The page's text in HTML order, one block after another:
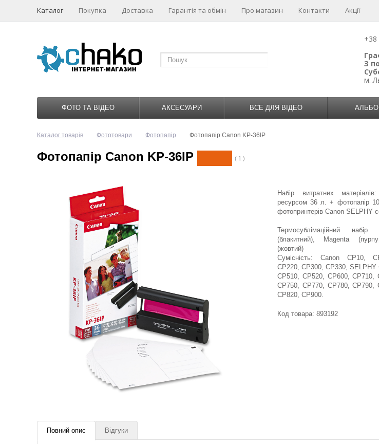
Каталог Покупка Доставка Гарантія та обмін Про магазин Контакти Акції
+38
З
м.
ФОТО ТА ВІДЕО АКСЕСУАРИ ВСЕ ДЛЯ ВІДЕО
Каталог товарів Фототовари Фотопапір Фотопапір Canon KP-36IP
Фотопапір Canon KP-36IP ( 1 )
Набір витратних
ресурсом 36 л. + фотопапір
фотопринтерів Canon SELPHY
Термосублімаційний
(блакитний), Magenta
(жовтий)
Сумісність: Canon CP10,
CP220, CP300, CP330, SELPHY
CP510, CP520, CP600, CP710,
CP750, CP770, CP780, CP790,
CP820, CP900.
Код товара: 893192
Повний опис Відгуки